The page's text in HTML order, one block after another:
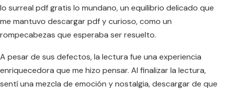
lo surreal pdf gratis lo mundano, un equilibrio delicado que
me mantuvo descargar pdf y curioso, como un
rompecabezas que esperaba ser resuelto.
A pesar de sus defectos, la lectura fue una experiencia
enriquecedora que me hizo pensar. Al finalizar la lectura,
sentí una mezcla de emoción y nostalgia, descargar de que